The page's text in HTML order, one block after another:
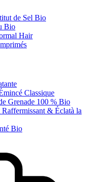
de Sel Bio
Bio
Hair
Classique
Grenade 100 % Bio
& Éclatà la
Bio